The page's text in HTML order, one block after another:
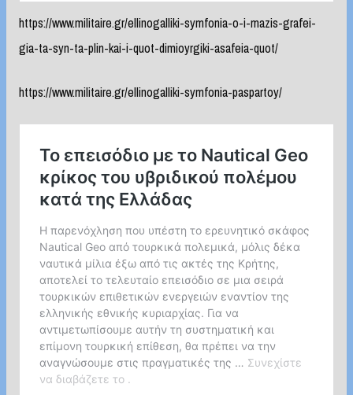
https://www.militaire.gr/ellinogalliki-symfonia-o-i-mazis-grafei-
gia-ta-syn-ta-plin-kai-i-quot-dimioyrgiki-asafeia-quot/
https://www.militaire.gr/ellinogalliki-symfonia-paspartoy/